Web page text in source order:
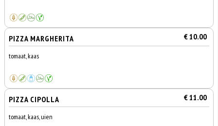
PIZZA MARGHERITA € 10.00
tomaat, kaas
PIZZA CIPOLLA € 11.00
tomaat, kaas, uien